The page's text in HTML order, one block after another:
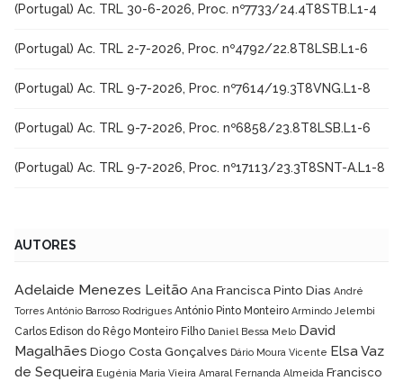
(Portugal) Ac. TRL 30-6-2026, Proc. nº7733/24.4T8STB.L1-4
(Portugal) Ac. TRL 2-7-2026, Proc. nº4792/22.8T8LSB.L1-6
(Portugal) Ac. TRL 9-7-2026, Proc. nº7614/19.3T8VNG.L1-8
(Portugal) Ac. TRL 9-7-2026, Proc. nº6858/23.8T8LSB.L1-6
(Portugal) Ac. TRL 9-7-2026, Proc. nº17113/23.3T8SNT-A.L1-8
AUTORES
Adelaide Menezes Leitão Ana Francisca Pinto Dias André
Torres António Barroso Rodrigues António Pinto Monteiro Armindo Jelembi
Carlos Edison do Rêgo Monteiro Filho Daniel Bessa Melo David
Magalhães Diogo Costa Gonçalves Dário Moura Vicente Elsa Vaz
de Sequeira Eugénia Maria Vieira Amaral Fernanda Almeida Francisco